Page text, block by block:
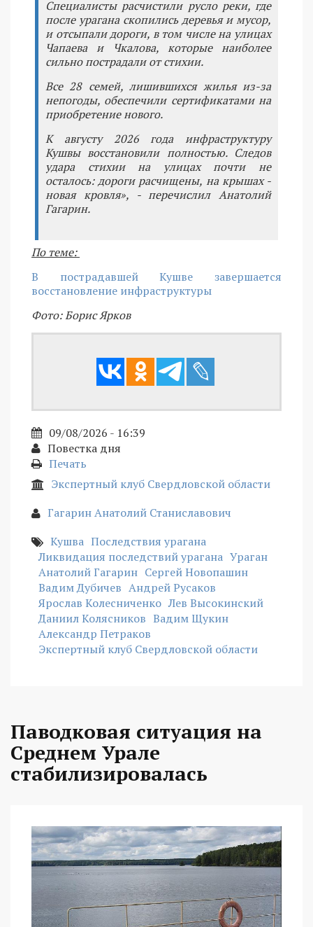
Специалисты расчистили русло реки, где
после урагана скопились деревья и мусор,
и отсыпали дороги, в том числе на улицах
Чапаева и Чкалова, которые наиболее
сильно пострадали от стихии.
Все 28 семей, лишившихся жилья из-за
непогоды, обеспечили сертификатами на
приобретение нового.
К августу 2026 года инфраструктуру
Кушвы восстановили полностью. Следов
удара стихии на улицах почти не
осталось: дороги расчищены, на крышах -
новая кровля», - перечислил Анатолий
Гагарин.
По теме:
В пострадавшей Кушве завершается
восстановление инфраструктуры
Фото: Борис Ярков
09/08/2026 - 16:39
Повестка дня
Печать
Экспертный клуб Свердловской области
Гагарин Анатолий Станиславович
Кушва Последствия урагана
Ликвидация последствий урагана Ураган
Анатолий Гагарин Сергей Новопашин
Вадим Дубичев Андрей Русаков
Ярослав Колесниченко Лев Высокинский
Даниил Колясников Вадим Щукин
Александр Петраков
Экспертный клуб Свердловской области
Паводковая ситуация на
Среднем Урале
стабилизировалась